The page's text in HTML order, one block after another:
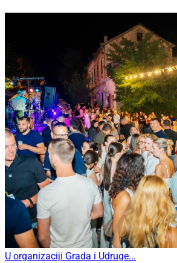
U organizaciji Grada i Udruge...